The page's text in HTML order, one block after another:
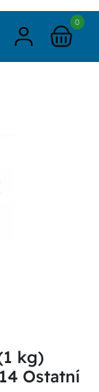
0
kg)
Ostatní